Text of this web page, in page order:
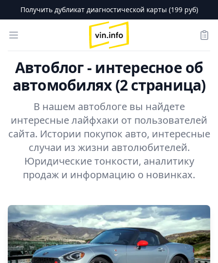
Получить дубликат диагностической карты (199 руб)
Open menu
logo
Автоблог - интересное об
автомобилях (2 страница)
В нашем автоблоге вы найдете
интересные лайфхаки от пользователей
сайта. Истории покупок авто, интересные
случаи из жизни автолюбителей.
Юридические тонкости, аналитику
продаж и информацию о новинках.